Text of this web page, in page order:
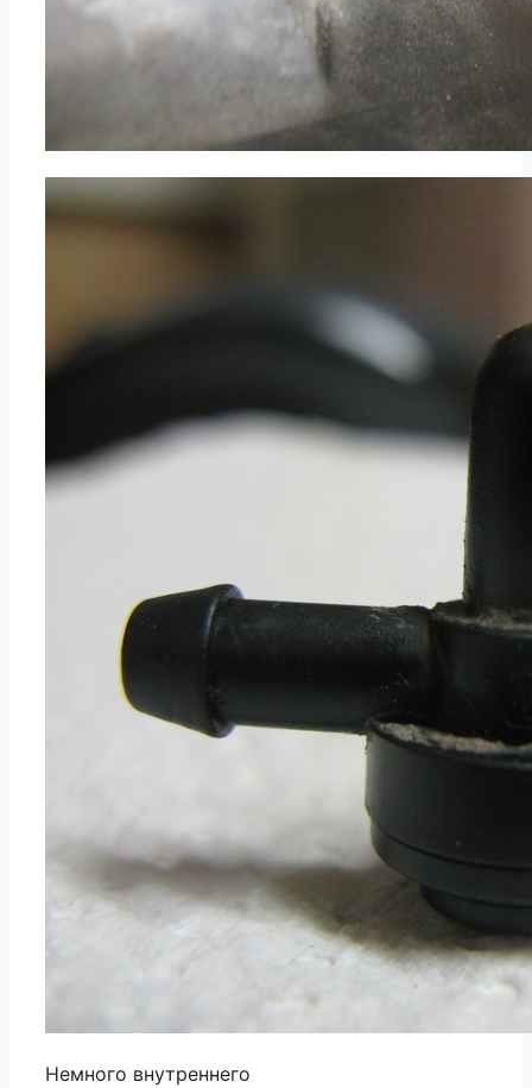
Немного внутреннего